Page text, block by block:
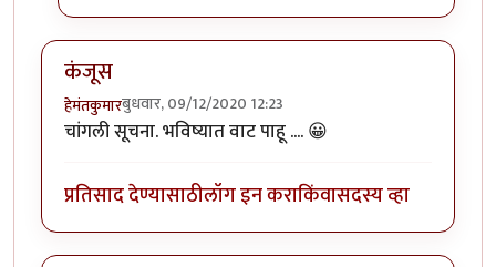
कंजूस
हेमंतकुमारबुधवार, 09/12/2020 12:23
चांगली सूचना. भविष्यात वाट पाहू .... 😀
प्रतिसाद देण्यासाठीलॉग इन कराकिंवासदस्य व्हा